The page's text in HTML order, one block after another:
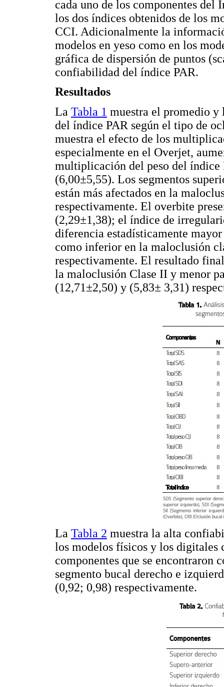
cada uno de los componentes
los dos índices obtenidos de los
CCI. Adicionalmente la
modelos en yeso como en los
gráfica de dispersión de puntos
confiabilidad del índice PAR.
Resultados
La Tabla 1 muestra el promedio y
del índice PAR según el tipo de
muestra el efecto de los
especialmente en el Overjet,
multiplicación del peso del índice
(6,00±5,55). Los segmentos
están más afectados en la
respectivamente. El overbite
(2,29±1,38); el índice de
diferencia estadísticamente
como inferior en la maloclusión
respectivamente. El resultado
la maloclusión Clase II y menor
(12,71±2,50) y (5,83± 3,31)
La Tabla 2 muestra la alta
los modelos físicos y los
componentes que se
segmento bucal derecho e
(0,92; 0,98) respectivamente.